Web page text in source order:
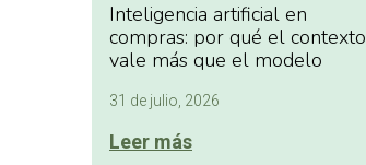
Inteligencia artificial en
compras: por qué el contexto
vale más que el modelo
31 de julio, 2026
Leer más